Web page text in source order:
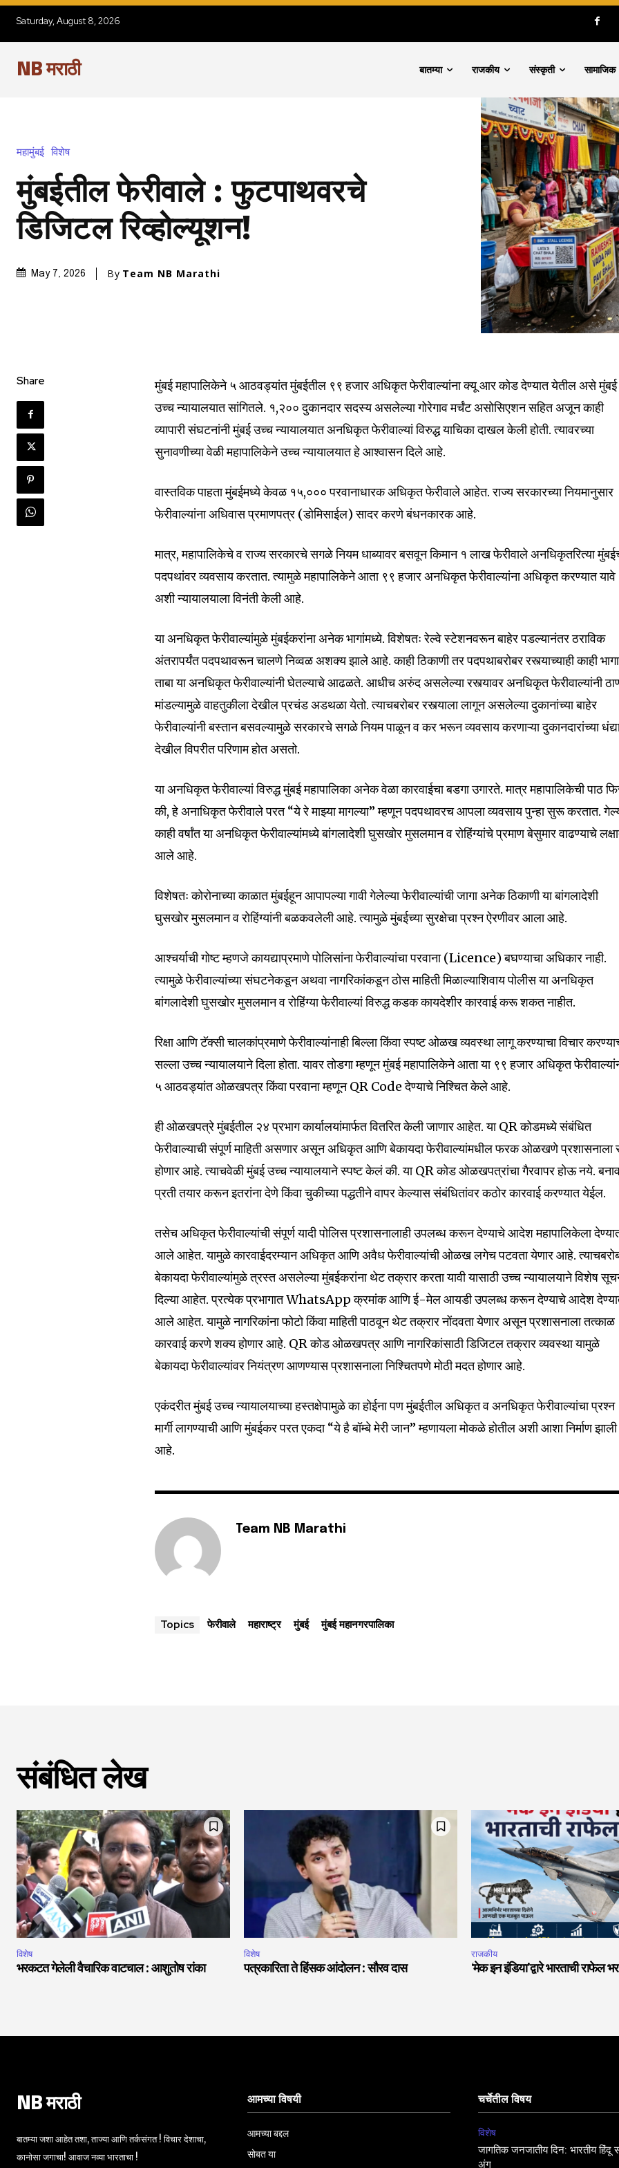
Join our community of
SUBSCRIBERS and be part
of the conversation.
the subscribe button below. Don't worry, we respect your privacy and
won't spam your inbox. Your information is safe with us.
I've read and
6,300
Fans
32,111
Saturday, August 8, 2026
NB मराठी बातम्या राजकीय संस्कृती सामाजिक
महामुंबई विशेष
मुंबईतील फेरीवाले : फुटपाथवरचे
डिजिटल रिव्होल्यूशन!
May 7, 2026 By Team NB Marathi
Share
मुंबई महापालिकेने ५ आठवड्यांत मुंबईतील ९९ हजार अधिकृत फेरीवाल्यांना क्यू आर कोड देण्यात येतील असे मुंबई
उच्च न्यायालयात सांगितले. १,२०० दुकानदार सदस्य असलेल्या गोरेगाव मर्चंट असोसिएशन सहित अजून काही
व्यापारी संघटनांनी मुंबई उच्च न्यायालयात अनधिकृत फेरीवाल्यां विरुद्ध याचिका दाखल केली होती. त्यावरच्या
सुनावणीच्या वेळी महापालिकेने उच्च न्यायालयात हे आश्वासन दिले आहे.
वास्तविक पाहता मुंबईमध्ये केवळ १५,००० परवानाधारक अधिकृत फेरीवाले आहेत. राज्य सरकारच्या नियमानुसार
फेरीवाल्यांना अधिवास प्रमाणपत्र (डोमिसाईल) सादर करणे बंधनकारक आहे.
मात्र, महापालिकेचे व राज्य सरकारचे सगळे नियम धाब्यावर बसवून किमान १ लाख फेरीवाले अनधिकृतरित्या
पदपथांवर व्यवसाय करतात. त्यामुळे महापालिकेने आता ९९ हजार अनधिकृत फेरीवाल्यांना अधिकृत करण्यात यावे
अशी न्यायालयाला विनंती केली आहे.
या अनधिकृत फेरीवाल्यांमुळे मुंबईकरांना अनेक भागांमध्ये. विशेषतः रेल्वे स्टेशनवरून बाहेर पडल्यानंतर ठराविक
अंतरापर्यंत पदपथावरून चालणे निव्वळ अशक्य झाले आहे. काही ठिकाणी तर पदपथाबरोबर रस्त्याच्याही काही
ताबा या अनधिकृत फेरीवाल्यांनी घेतल्याचे आढळते. आधीच अरुंद असलेल्या रस्त्यावर अनधिकृत फेरीवाल्यांनी
मांडल्यामुळे वाहतुकीला देखील प्रचंड अडथळा येतो. त्याचबरोबर रस्त्याला लागून असलेल्या दुकानांच्या बाहेर
फेरीवाल्यांनी बस्तान बसवल्यामुळे सरकारचे सगळे नियम पाळून व कर भरून व्यवसाय करणाऱ्या दुकानदारांच्या
देखील विपरीत परिणाम होत असतो.
या अनधिकृत फेरीवाल्यां विरुद्ध मुंबई महापालिका अनेक वेळा कारवाईचा बडगा उगारते. मात्र महापालिकेची पाठ
की, हे अनाधिकृत फेरीवाले परत “ये रे माझ्या मागल्या” म्हणून पदपथावरच आपला व्यवसाय पुन्हा सुरू करतात.
काही वर्षांत या अनधिकृत फेरीवाल्यांमध्ये बांगलादेशी घुसखोर मुसलमान व रोहिंग्यांचे प्रमाण बेसुमार वाढण्याचे
आले आहे.
विशेषतः कोरोनाच्या काळात मुंबईहून आपापल्या गावी गेलेल्या फेरीवाल्यांची जागा अनेक ठिकाणी या बांगलादेशी
घुसखोर मुसलमान व रोहिंग्यांनी बळकवलेली आहे. त्यामुळे मुंबईच्या सुरक्षेचा प्रश्न ऐरणीवर आला आहे.
आश्चर्याची गोष्ट म्हणजे कायद्याप्रमाणे पोलिसांना फेरीवाल्यांचा परवाना (Licence) बघण्याचा अधिकार नाही.
त्यामुळे फेरीवाल्यांच्या संघटनेकडून अथवा नागरिकांकडून ठोस माहिती मिळाल्याशिवाय पोलीस या अनधिकृत
बांगलादेशी घुसखोर मुसलमान व रोहिंग्या फेरीवाल्यां विरुद्ध कडक कायदेशीर कारवाई करू शकत नाहीत.
रिक्षा आणि टॅक्सी चालकांप्रमाणे फेरीवाल्यांनाही बिल्ला किंवा स्पष्ट ओळख व्यवस्था लागू करण्याचा विचार
सल्ला उच्च न्यायालयाने दिला होता. यावर तोडगा म्हणून मुंबई महापालिकेने आता या ९९ हजार अधिकृत
५ आठवड्यांत ओळखपत्र किंवा परवाना म्हणून QR Code देण्याचे निश्चित केले आहे.
ही ओळखपत्रे मुंबईतील २४ प्रभाग कार्यालयांमार्फत वितरित केली जाणार आहेत. या QR कोडमध्ये संबंधित
फेरीवाल्याची संपूर्ण माहिती असणार असून अधिकृत आणि बेकायदा फेरीवाल्यांमधील फरक ओळखणे प्रशासनाला
होणार आहे. त्याचवेळी मुंबई उच्च न्यायालयाने स्पष्ट केलं की. या QR कोड ओळखपत्रांचा गैरवापर होऊ नये.
प्रती तयार करून इतरांना देणे किंवा चुकीच्या पद्धतीने वापर केल्यास संबंधितांवर कठोर कारवाई करण्यात येईल.
तसेच अधिकृत फेरीवाल्यांची संपूर्ण यादी पोलिस प्रशासनालाही उपलब्ध करून देण्याचे आदेश महापालिकेला
आले आहेत. यामुळे कारवाईदरम्यान अधिकृत आणि अवैध फेरीवाल्यांची ओळख लगेच पटवता येणार आहे.
बेकायदा फेरीवाल्यांमुळे त्रस्त असलेल्या मुंबईकरांना थेट तक्रार करता यावी यासाठी उच्च न्यायालयाने विशेष
दिल्या आहेत. प्रत्येक प्रभागात WhatsApp क्रमांक आणि ई-मेल आयडी उपलब्ध करून देण्याचे आदेश
आले आहेत. यामुळे नागरिकांना फोटो किंवा माहिती पाठवून थेट तक्रार नोंदवता येणार असून प्रशासनाला तत्काळ
कारवाई करणे शक्य होणार आहे. QR कोड ओळखपत्र आणि नागरिकांसाठी डिजिटल तक्रार व्यवस्था यामुळे
बेकायदा फेरीवाल्यांवर नियंत्रण आणण्यास प्रशासनाला निश्चितपणे मोठी मदत होणार आहे.
एकंदरीत मुंबई उच्च न्यायालयाच्या हस्तक्षेपामुळे का होईना पण मुंबईतील अधिकृत व अनधिकृत फेरीवाल्यांचा प्रश्न
मार्गी लागण्याची आणि मुंबईकर परत एकदा “ये है बॉम्बे मेरी जान” म्हणायला मोकळे होतील अशी आशा निर्माण झाली
आहे.
Team NB Marathi
Topics फेरीवाले महाराष्ट्र मुंबई मुंबई महानगरपालिका
संबंधित लेख
विशेष
भरकटत गेलेली वैचारिक वाटचाल : आशुतोष रांका
विशेष
पत्रकारिता ते हिंसक आंदोलन : सौरव दास
राजकीय
‘मेक इन इंडिया’द्वारे भारताची राफेल
NB मराठी
बातम्या जशा आहेत तशा, ताज्या आणि तर्कसंगत ! विचार देशाचा,
कानोसा जगाचा! आवाज नव्या भारताचा !
आमच्या विषयी
आमच्या बद्दल
सोबत या
चर्चेतील विषय
विशेष
जागतिक जनजातीय दिन: भारतीय हिंदू
अंग